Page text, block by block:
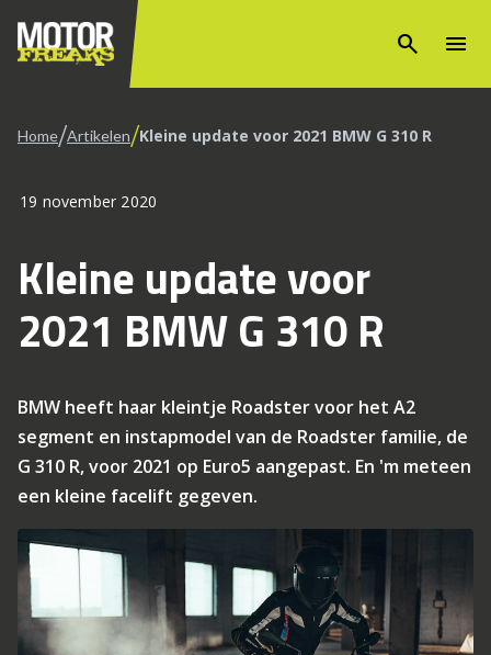
search menu
Home/Artikelen/Kleine update voor 2021 BMW G 310 R
19 november 2020
Kleine update voor
2021 BMW G 310 R
BMW heeft haar kleintje Roadster voor het A2
segment en instapmodel van de Roadster familie, de
G 310 R, voor 2021 op Euro5 aangepast. En 'm meteen
een kleine facelift gegeven.